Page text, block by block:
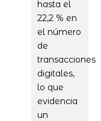
hasta el
22,2 % en
el número
de
transacciones
digitales,
lo que
evidencia
un